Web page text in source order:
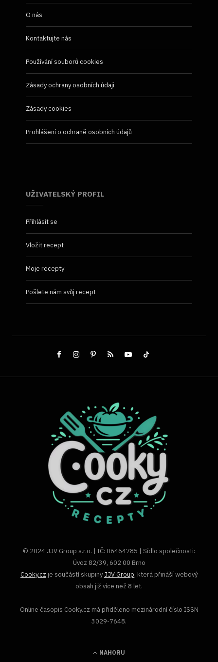
O nás
Kontaktujte nás
Používání souborů cookies
Zásady ochrany osobních údaji
Zásady cookies
Prohlášení o ochraně osobních údajů
UŽIVATELSKÝ PROFIL
Přihlásit se
Vložit recept
Moje recepty
Pošlete nám svůj recept
© 2024 JJV Group s.r.o. | IČ: 06464785 | Sídlo společnosti:
Úvoz 82/39, 602 00 Brno
Cooky.cz je součástí skupiny JJV Group, která přináší webový
obsah již více než 8 let.
Online časopis Cooky.cz má přiděleno mezinárodní číslo ISSN
3029-7648.
NAHORU